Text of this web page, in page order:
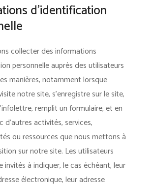
d’identification
collecter des informations
personnelle auprès des utilisateurs
manières, notamment lorsque
notre site, s’enregistre sur le site,
remplit un formulaire, et en
d’autres activités, services,
ou ressources que nous mettons à
sur notre site. Les utilisateurs
invités à indiquer, le cas échéant, leur
électronique, leur adresse